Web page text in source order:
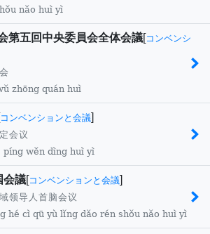
nǎo huì yì
第五回中央委員会全体会議[コンベンシ
zhōng quán huì
コンベンションと会議]
会议
píng wěn dìng huì yì
会議[コンベンションと会議]
领导人首脑会议
hé cì qū yù lǐng dǎo rén shǒu nǎo huì yì